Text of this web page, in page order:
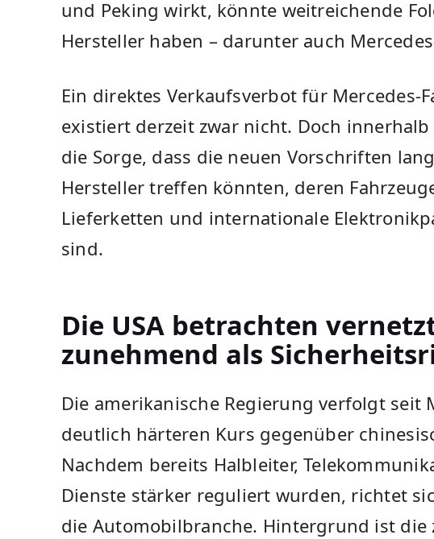
und Peking wirkt, könnte weitreichende
Hersteller haben – darunter auch
Ein direktes Verkaufsverbot für Mercedes-
existiert derzeit zwar nicht. Doch
die Sorge, dass die neuen Vorschriften
Hersteller treffen könnten, deren
Lieferketten und internationale
sind.
Die USA betrachten
zunehmend als
Die amerikanische Regierung verfolgt seit
deutlich härteren Kurs gegenüber
Nachdem bereits Halbleiter,
Dienste stärker reguliert wurden, richtet
die Automobilbranche. Hintergrund ist die